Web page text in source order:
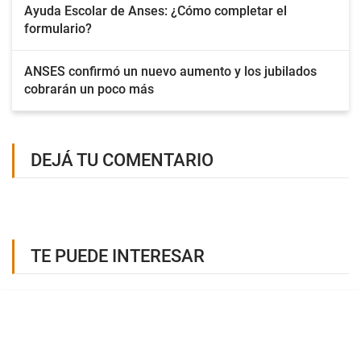
Ayuda Escolar de Anses: ¿Cómo completar el
formulario?
ANSES confirmó un nuevo aumento y los jubilados
cobrarán un poco más
DEJÁ TU COMENTARIO
TE PUEDE INTERESAR